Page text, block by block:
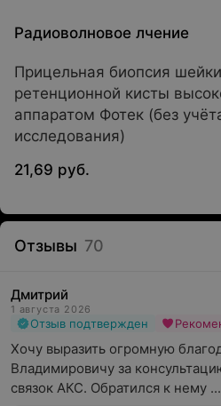
Радиоволновое лчение
Прицельная биопсия
ретенционной кисты
аппаратом Фотек (без
исследования)
21,69 руб.
Отзывы 70
Дмитрий
1 августа 2026
Отзыв подтвержден
Хочу выразить огромную
Владимировичу за
связок АКС. Обратился к нему ...